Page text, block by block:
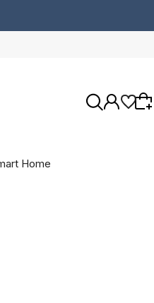
przywrócić dodane
sesji.
Home